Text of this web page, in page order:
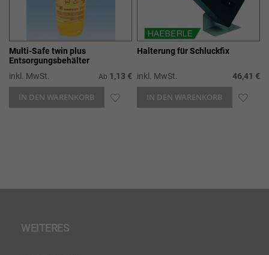
Multi-Safe twin plus
Entsorgungsbehälter
inkl. MwSt.
Ab 1,13 €
IN DEN WARENKORB ZUR
Halterung für Schluckfix
inkl. MwSt. 46,41 €
IN DEN WARENKORB ZUR
WEITERES